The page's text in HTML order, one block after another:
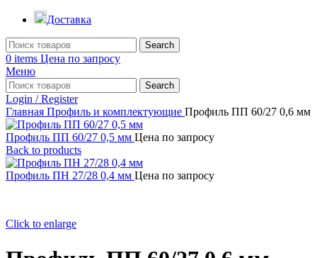
Доставка
Search
0 items Цена по запросу
Меню
Search
Login / Register
Главная Профиль и комплектующие Профиль ПП 60/27 0,6 мм
Профиль ПП 60/27 0,5 мм Цена по запросу
Back to products
Профиль ПН 27/28 0,4 мм Цена по запросу
Click to enlarge